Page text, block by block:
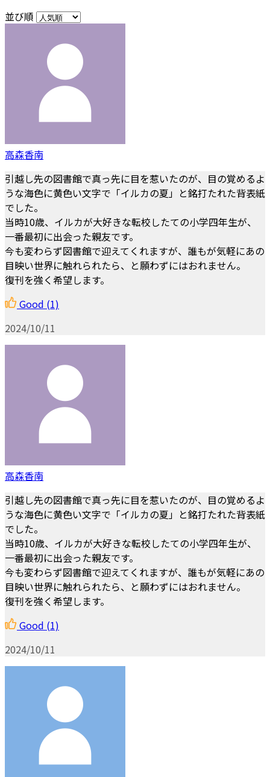
並び順
高森香南
引越し先の図書館で真っ先に目を惹いたのが、目の覚めるよ
うな海色に黄色い文字で「イルカの夏」と銘打たれた背表紙
でした。
当時10歳、イルカが大好きな転校したての小学四年生が、
一番最初に出会った親友です。
今も変わらず図書館で迎えてくれますが、誰もが気軽にあの
目映い世界に触れられたら、と願わずにはおれません。
復刊を強く希望します。
Good (1)
2024/10/11
高森香南
引越し先の図書館で真っ先に目を惹いたのが、目の覚めるよ
うな海色に黄色い文字で「イルカの夏」と銘打たれた背表紙
でした。
当時10歳、イルカが大好きな転校したての小学四年生が、
一番最初に出会った親友です。
今も変わらず図書館で迎えてくれますが、誰もが気軽にあの
目映い世界に触れられたら、と願わずにはおれません。
復刊を強く希望します。
Good (1)
2024/10/11